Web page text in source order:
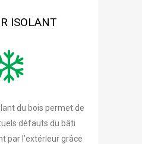
ISOLANT
du bois permet de
défauts du bâti
par l’extérieur grâce